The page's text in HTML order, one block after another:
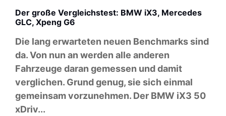
Der große Vergleichstest: BMW iX3, Mercedes
GLC, Xpeng G6
Die lang erwarteten neuen Benchmarks sind
da. Von nun an werden alle anderen
Fahrzeuge daran gemessen und damit
verglichen. Grund genug, sie sich einmal
gemeinsam vorzunehmen. Der BMW iX3 50
xDriv...